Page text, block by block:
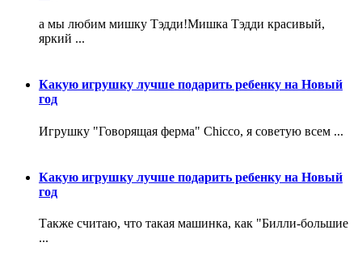
а мы любим мишку Тэдди!Мишка Тэдди красивый,
яркий ...
Какую игрушку лучше подарить ребенку на Новый
год
Игрушку "Говорящая ферма" Chicco, я советую всем ...
Какую игрушку лучше подарить ребенку на Новый
год
Также считаю, что такая машинка, как "Билли-большие
...